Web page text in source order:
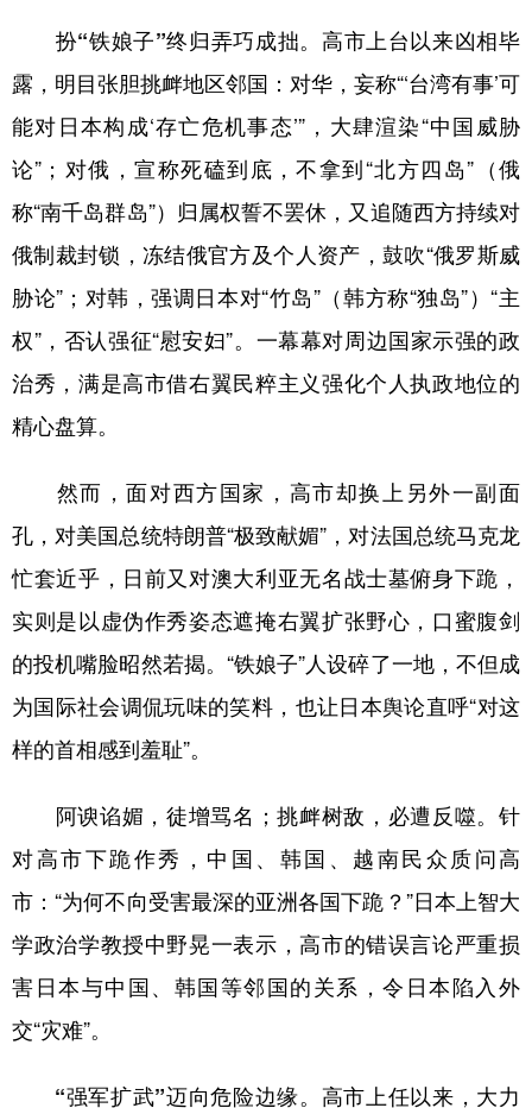
多语种频道
English Español Français عربى
扮“铁娘子”终归弄巧成拙。 高市上台以来凶相毕
露，明目张胆挑衅地区邻国：对华，妄称“‘台湾有事’可
能对日本构成‘存亡危机事态’”，大肆渲染“中国威胁
论”；对俄，宣称死磕到底，不拿到“北方四岛”（俄
称“南千岛群岛”）归属权誓不罢休，又追随西方持续对
俄制裁封锁，冻结俄官方及个人资产，鼓吹“俄罗斯威
胁论”；对韩，强调日本对“竹岛”（韩方称“独岛”）“主
权”，否认强征“慰安妇”。一幕幕对周边国家示强的政
治秀，满是高市借右翼民粹主义强化个人执政地位的
精心盘算。
然而，面对西方国家，高市却换上另外一副面
孔，对美国总统特朗普“极致献媚”，对法国总统马克龙
忙套近乎，日前又对澳大利亚无名战士墓俯身下跪，
实则是以虚伪作秀姿态遮掩右翼扩张野心，口蜜腹剑
的投机嘴脸昭然若揭。“铁娘子”人设碎了一地，不但成
为国际社会调侃玩味的笑料，也让日本舆论直呼“对这
样的首相感到羞耻”。
阿谀谄媚，徒增骂名；挑衅树敌，必遭反噬。针
对高市下跪作秀，中国、韩国、越南民众质问高
市：“为何不向受害最深的亚洲各国下跪？”日本上智大
学政治学教授中野晃一表示，高市的错误言论严重损
害日本与中国、韩国等邻国的关系，令日本陷入外
交“灾难”。
“强军扩武”迈向危险边缘。 高市上任以来，大力